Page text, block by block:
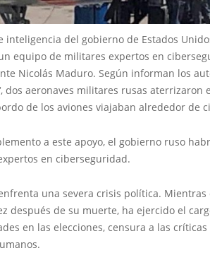
inteligencia del gobierno de Estados
equipo de militares expertos en
Nicolás Maduro. Según informan los
‘, dos aeronaves militares rusas aterrizaron
de los aviones viajaban alrededor de
a este apoyo, el gobierno ruso
en ciberseguridad.
una severa crisis política.
después de su muerte, ha ejercido el
en las elecciones, censura a las